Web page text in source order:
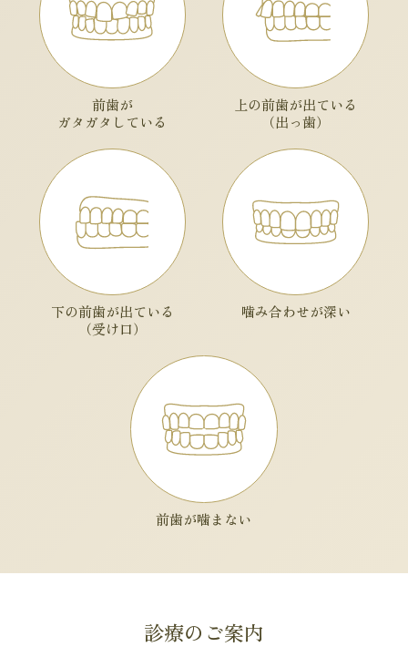
前歯が
ガタガタしている
上の前歯が出ている
（出っ歯）
下の前歯が出ている
（受け口）
噛み合わせが深い
前歯が噛まない
診療のご案内